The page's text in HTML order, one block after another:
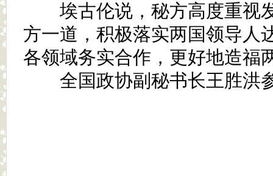
埃古伦说，秘方高度重视
方一道，积极落实两国领导人
各领域务实合作，更好地造福
全国政协副秘书长王胜洪